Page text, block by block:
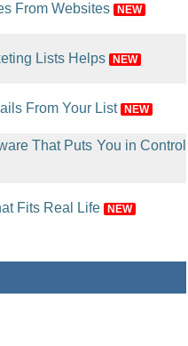
From Websites NEW
Lists Helps NEW
From Your List NEW
That Puts You in Control
Fits Real Life NEW